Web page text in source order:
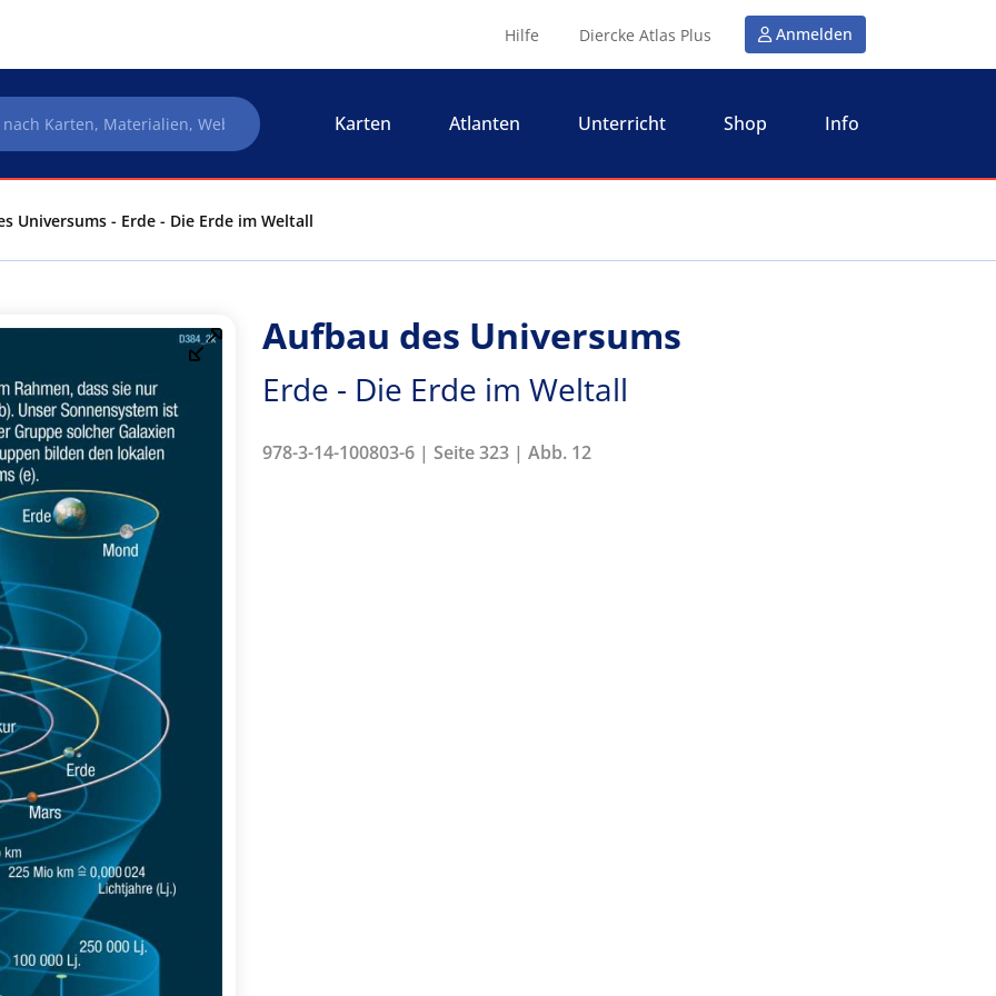
Hilfe Diercke Atlas Plus Anmelden
Karten Atlanten Unterricht Shop Info
Universums - Erde - Die Erde im Weltall
Aufbau des Universums
Erde - Die Erde im Weltall
978-3-14-100803-6 | Seite 323 | Abb. 12